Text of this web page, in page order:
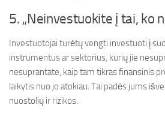
5. „Neinvestuokite į tai, ko
Investuotojai turėtų vengti investuoti į
instrumentus ar sektorius, kurių jie
nesuprantate, kaip tam tikras finansinis
laikytis nuo jo atokiau. Tai padės jums
nuostolių ir rizikos.